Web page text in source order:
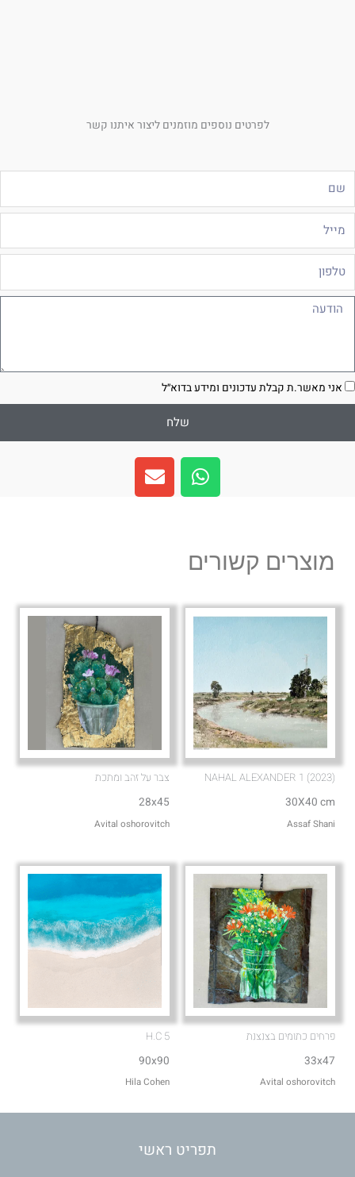
לפרטים נוספים מוזמנים ליצור איתנו קשר
אני מאשר.ת קבלת עדכונים ומידע בדוא״ל
שלח
W
h
a
a
p
E
n
v
e
מוצרים קשורים
NAHAL ALEXANDER 1 (2023)
30X40 cm
Assaf Shani
צבר על זהב ומתכת
28x45
Avital oshorovitch
פרחים כתומים בצנצנת
33x47
Avital oshorovitch
H.C 5
90x90
Hila Cohen
תפריט ראשי